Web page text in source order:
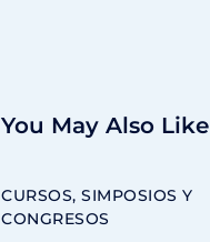
You May Also Like
CURSOS, SIMPOSIOS Y
CONGRESOS